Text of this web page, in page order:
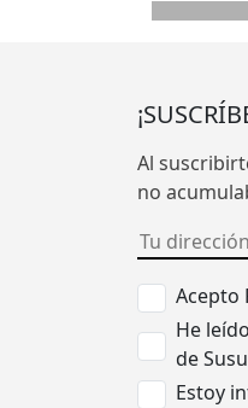
Al
no
Acepto
He
de
Estoy